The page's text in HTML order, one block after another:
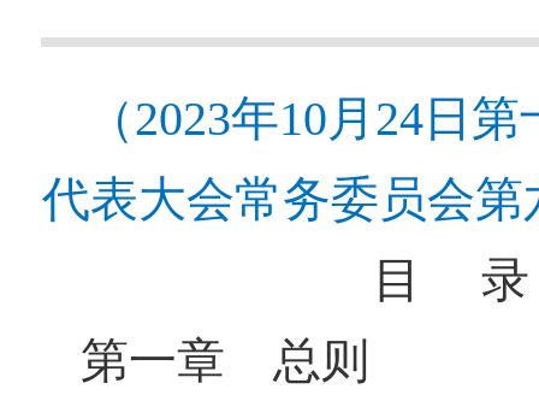
（2023年10月24日
代表大会常务委员会
目 录
第一章 总则